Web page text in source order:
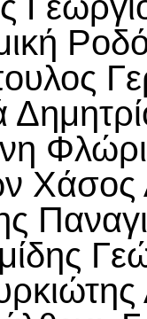
Χάσος